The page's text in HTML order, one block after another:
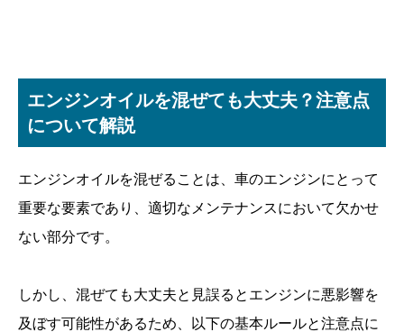
エンジンオイルを混ぜても大丈夫？注意点
について解説
エンジンオイルを混ぜることは、車のエンジンにとって
重要な要素であり、適切なメンテナンスにおいて欠かせ
ない部分です。
しかし、混ぜても大丈夫と見誤るとエンジンに悪影響を
及ぼす可能性があるため、以下の基本ルールと注意点に